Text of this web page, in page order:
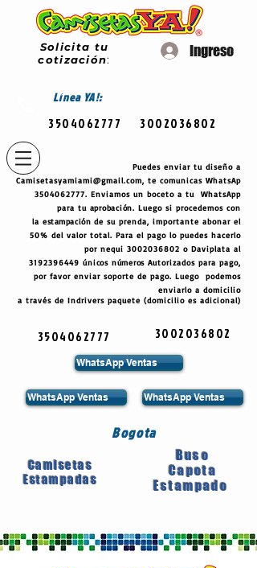
Solicita tu
cotización:
Ingreso
LíneaYA!:
3504062777 3002036802
Puedes enviar tu diseño a
Camisetasyamiami@gmail.com, te comunicas WhatsAp
3504062777. Enviamos un boceto a tu WhatsApp
para tu aprobación. Luego si procedemos con
laestampación de su prenda, importante abonar el
50% del valor total. Para el pago lo puedes hacerlo
por nequi 3002036802 o Daviplata al
3192396449 únicos números Autorizados para pago,
por favor enviar soporte de pago. Luego podemos
enviarlo a domicilio
a través de Indrivers paquete (domicilio es adicional)
3504062777 3002036802
WhatsApp Ventas
WhatsApp Ventas WhatsApp Ventas
Bogota
Camisetas
Estampadas
Buso
Capota
Estampado